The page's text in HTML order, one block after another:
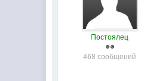
Постоялец
468 сообщений